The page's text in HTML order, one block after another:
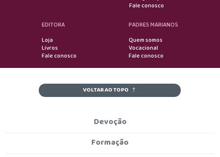
Fale conosco
EDITORA
Loja
Livros
Fale conosco
PADRES MARIANOS
Quem somos
Vocacional
Fale conosco
VOLTAR AO TOPO
Devoção
Formação